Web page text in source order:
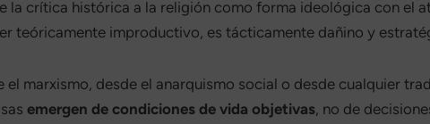
la crítica histórica a la religión como forma ideológica con el
teóricamente improductivo, es tácticamente dañino y
marxismo, desde el anarquismo social o desde cualquier
emergen de condiciones de vida objetivas, no de